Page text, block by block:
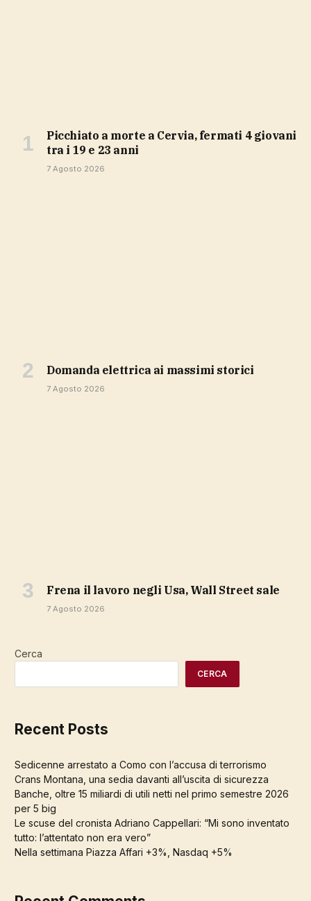
Picchiato a morte a Cervia, fermati 4 giovani
tra i 19 e 23 anni
7 Agosto 2026
domanda elettrica ai massimi storici
7 Agosto 2026
Frena il lavoro negli Usa, Wall Street sale
7 Agosto 2026
Cerca
CERCA
Recent Posts
Sedicenne arrestato a Como con l’accusa di terrorismo
Crans Montana, una sedia davanti all’uscita di sicurezza
Banche, oltre 15 miliardi di utili netti nel primo semestre 2026
per 5 big
Le scuse del cronista Adriano Cappellari: “Mi sono inventato
tutto: l’attentato non era vero”
Nella settimana Piazza Affari +3%, Nasdaq +5%